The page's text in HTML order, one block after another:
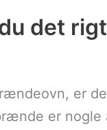
det
er
er nogle